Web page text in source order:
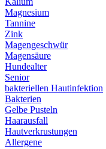
Magnesium
Tannine
Zink
Magengeschwür
Magensäure
Hundealter
Senior
bakteriellen Hautinfektion
Bakterien
Gelbe Pusteln
Haarausfall
Hautverkrustungen
Allergene